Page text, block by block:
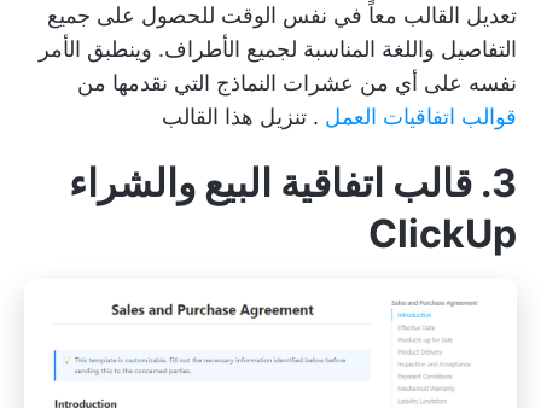
تعديل القالب معاً في نفس الوقت للحصول على جميع
التفاصيل واللغة المناسبة لجميع الأطراف. وينطبق الأمر
نفسه على أي من عشرات النماذج التي نقدمها من
قوالب اتفاقيات العمل . تنزيل هذا القالب
3. قالب اتفاقية البيع والشراء
ClickUp